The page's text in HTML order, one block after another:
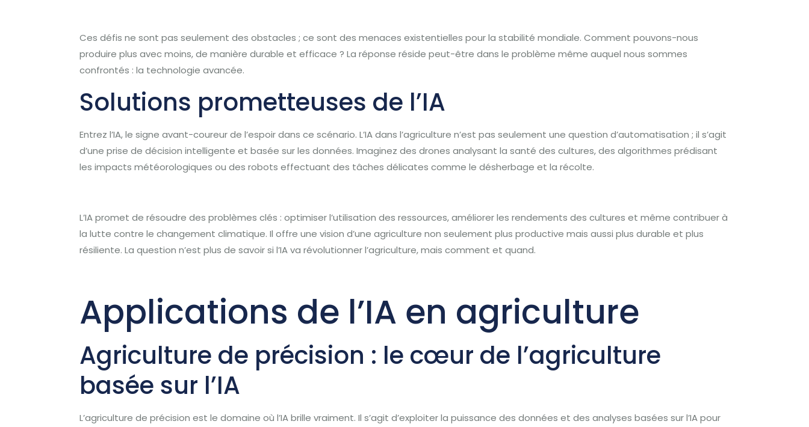
Ces défis ne sont pas seulement des obstacles ; ce sont des menaces existentielles pour la stabilité mondiale. Comment pouvons-nous
produire plus avec moins, de manière durable et efficace ? La réponse réside peut-être dans le problème même auquel nous sommes
confrontés : la technologie avancée.
Solutions prometteuses de l’IA
Entrez l’IA, le signe avant-coureur de l’espoir dans ce scénario. L’IA dans l’agriculture n’est pas seulement une question d’automatisation ; il s’agit
d’une prise de décision intelligente et basée sur les données. Imaginez des drones analysant la santé des cultures, des algorithmes prédisant
les impacts météorologiques ou des robots effectuant des tâches délicates comme le désherbage et la récolte.
L’IA promet de résoudre des problèmes clés : optimiser l’utilisation des ressources, améliorer les rendements des cultures et même contribuer à
la lutte contre le changement climatique. Il offre une vision d’une agriculture non seulement plus productive mais aussi plus durable et plus
résiliente. La question n’est plus de savoir si l’IA va révolutionner l’agriculture, mais comment et quand.
Applications de l’IA en agriculture
Agriculture de précision : le cœur de l’agriculture
basée sur l’IA
L’agriculture de précision est le domaine où l’IA brille vraiment. Il s’agit d’exploiter la puissance des données et des analyses basées sur l’IA pour